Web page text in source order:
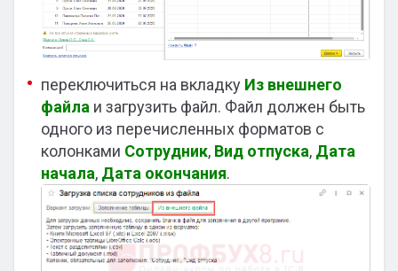
переключиться на вкладку Из внешнего
файла и загрузить файл. Файл должен быть
одного из перечисленных форматов с
колонками Сотрудник, Вид отпуска, Дата
начала, Дата окончания.